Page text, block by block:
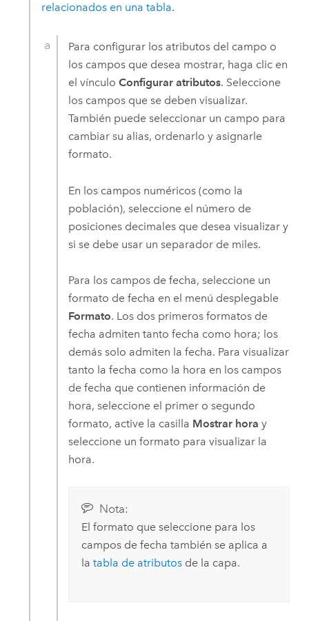
relacionados en una tabla.
Para configurar los atributos del campo o
los campos que desea mostrar, haga clic en
el vínculoConfigurar atributos. Seleccione
los campos que se deben visualizar.
También puede seleccionar un campo para
cambiar su alias, ordenarlo y asignarle
formato.
En los campos numéricos (como la
población), seleccione el número de
posiciones decimales que desea visualizar y
si se debe usar un separador de miles.
Para los campos de fecha, seleccione un
formato de fecha en el menú desplegable
Formato. Los dos primeros formatos de
fecha admiten tanto fecha como hora; los
demás solo admiten la fecha. Para visualizar
tanto la fecha como la hora en los campos
de fecha que contienen información de
hora, seleccione el primer o segundo
formato, active la casilla Mostrar hora y
seleccione un formato para visualizar la
hora.
Nota:
El formato que seleccione para los
campos de fecha también se aplica a
la tabla de atributosde la capa.